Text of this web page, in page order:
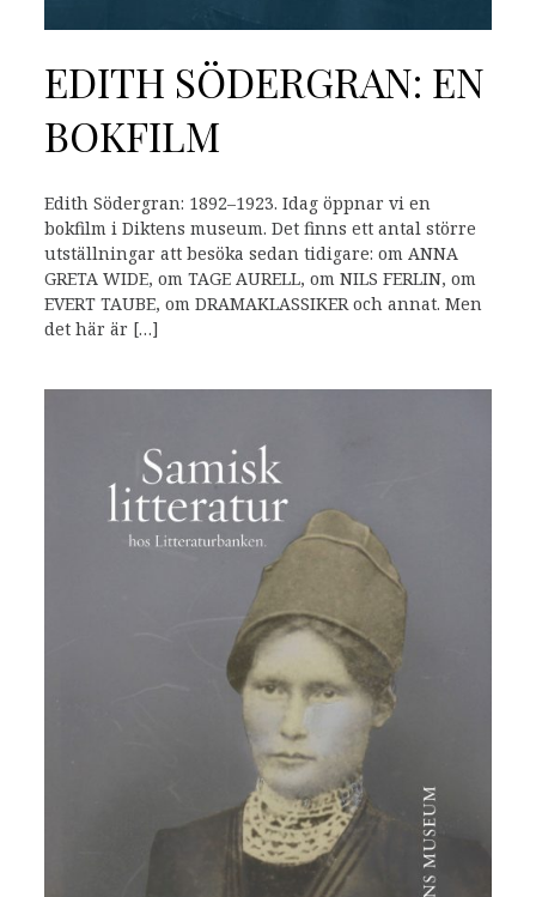
EDITH SÖDERGRAN: EN
BOKFILM
Edith Södergran: 1892–1923. Idag öppnar vi en
bokfilm i Diktens museum. Det finns ett antal större
utställningar att besöka sedan tidigare: om ANNA
GRETA WIDE, om TAGE AURELL, om NILS FERLIN, om
EVERT TAUBE, om DRAMAKLASSIKER och annat. Men
det här är […]